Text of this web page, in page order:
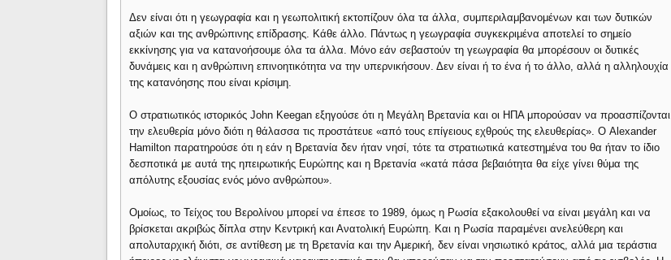
Δεν είναι ότι η γεωγραφία και η γεωπολιτική εκτοπίζουν όλα τα άλλα, συμπεριλαμβανομένων και των δυτικών
αξιών και της ανθρώπινης επίδρασης. Κάθε άλλο. Πάντως η γεωγραφία συγκεκριμένα αποτελεί το σημείο
εκκίνησης για να κατανοήσουμε όλα τα άλλα. Μόνο εάν σεβαστούν τη γεωγραφία θα μπορέσουν οι δυτικές
δυνάμεις και η ανθρώπινη επινοητικότητα να την υπερνικήσουν. Δεν είναι ή το ένα ή το άλλο, αλλά η αλληλουχία
της κατανόησης που είναι κρίσιμη.
Ο στρατιωτικός ιστορικός John Keegan εξηγούσε ότι η Μεγάλη Βρετανία και οι ΗΠΑ μπορούσαν να προασπίζονται
την ελευθερία μόνο διότι η θάλασσα τις προστάτευε «από τους επίγειους εχθρούς της ελευθερίας». Ο Alexander
Hamilton παρατηρούσε ότι η εάν η Βρετανία δεν ήταν νησί, τότε τα στρατιωτικά κατεστημένα του θα ήταν το ίδιο
δεσποτικά με αυτά της ηπειρωτικής Ευρώπης και η Βρετανία «κατά πάσα βεβαιότητα θα είχε γίνει θύμα της
απόλυτης εξουσίας ενός μόνο ανθρώπου».
Ομοίως, το Τείχος του Βερολίνου μπορεί να έπεσε το 1989, όμως η Ρωσία εξακολουθεί να είναι μεγάλη και να
βρίσκεται ακριβώς δίπλα στην Κεντρική και Ανατολική Ευρώπη. Και η Ρωσία παραμένει ανελεύθερη και
απολυταρχική διότι, σε αντίθεση με τη Βρετανία και την Αμερική, δεν είναι νησιωτικό κράτος, αλλά μια τεράστια